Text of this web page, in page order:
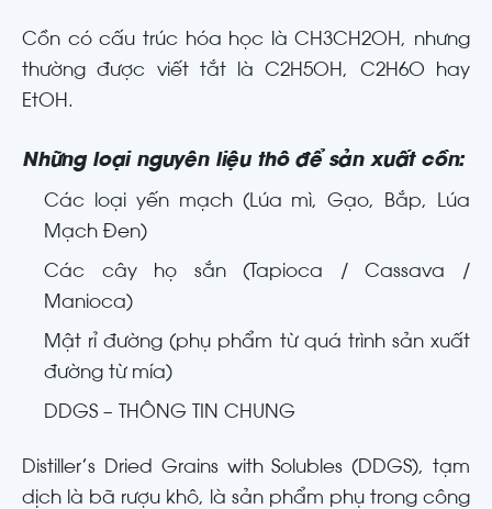
Cồn có cấu trúc hóa học là CH3CH2OH, nhưng
thường được viết tắt là C2H5OH, C2H6O hay
EtOH.
Những loại nguyên liệu thô để sản xuất cồn:
Các loại yến mạch (Lúa mì, Gạo, Bắp, Lúa
Mạch Đen)
Các cây họ sắn (Tapioca / Cassava /
Manioca)
Mật rỉ đường (phụ phẩm từ quá trình sản xuất
đường từ mía)
DDGS – THÔNG TIN CHUNG
Distiller’s Dried Grains with Solubles (DDGS), tạm
dịch là bã rượu khô, là sản phẩm phụ trong công